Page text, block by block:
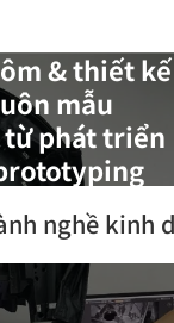
& thiết kế
mẫu
phát triển
nghề kinh